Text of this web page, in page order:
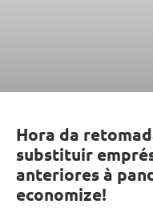
Hora da
substituir
anteriores à
economize!